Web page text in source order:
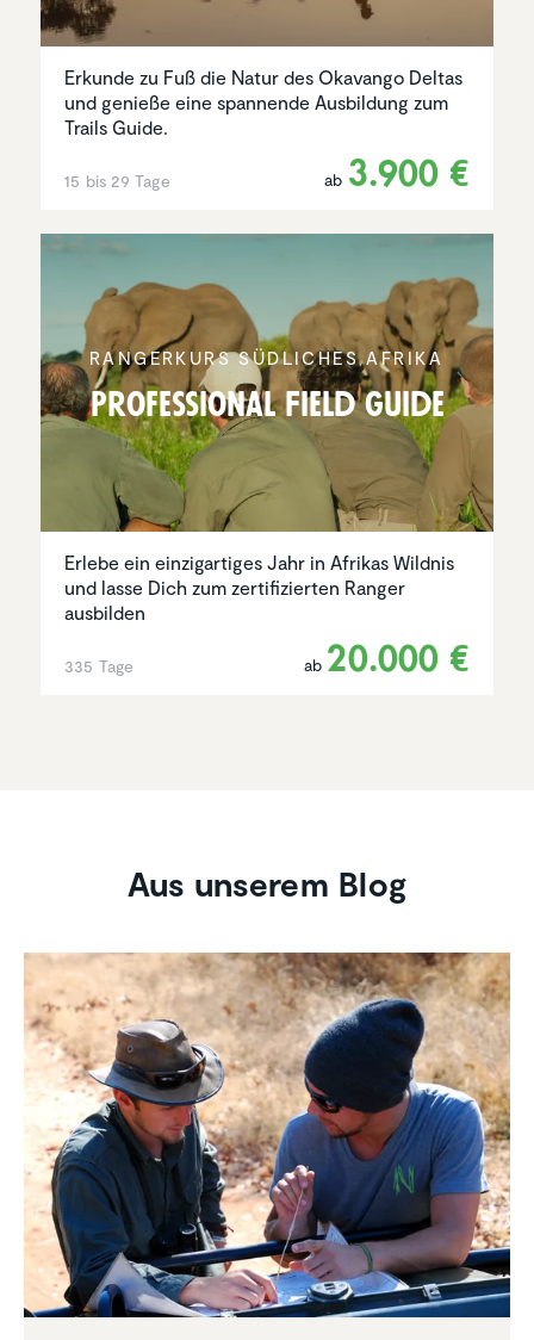
Erkunde zu Fuß die Natur des Okavango Deltas
und genieße eine spannende Ausbildung zum
Trails Guide.
15 bis 29 Tage ab 3.900 €
RANGER­KURS SÜDLICHES AFRIKA
Profes­sional Field Guide
Erlebe ein einzigartiges Jahr in Afrikas Wildnis
und lasse Dich zum zertifizierten Ranger
ausbilden
335 Tage ab 20.000 €
Aus unserem Blog